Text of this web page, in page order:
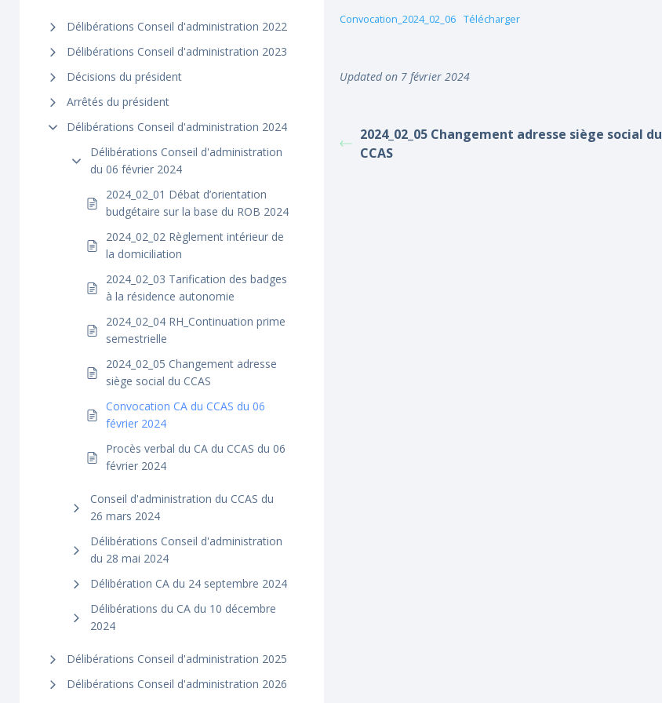
Délibérations Conseil d'administration 2022
Délibérations Conseil d'administration 2023
Décisions du président
Arrêtés du président
Délibérations Conseil d'administration 2024
Délibérations Conseil d'administration
du 06 février 2024
2024_02_01 Débat d’orientation
budgétaire sur la base du ROB 2024
2024_02_02 Règlement intérieur de
la domiciliation
2024_02_03 Tarification des badges
à la résidence autonomie
2024_02_04 RH_Continuation prime
semestrielle
2024_02_05 Changement adresse
siège social du CCAS
Convocation CA du CCAS du 06
février 2024
Procès verbal du CA du CCAS du 06
février 2024
Conseil d'administration du CCAS du
26 mars 2024
Délibérations Conseil d'administration
du 28 mai 2024
Délibération CA du 24 septembre 2024
Délibérations du CA du 10 décembre
2024
Délibérations Conseil d'administration 2025
Délibérations Conseil d'administration 2026
Convocation_2024_02_06 Télécharger
Updated on 7 février 2024
2024_02_05 Changement adresse siège social du
CCAS